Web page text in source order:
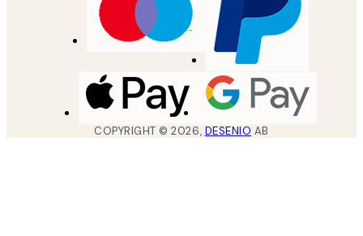
COPYRIGHT ©2026, DESENIO AB